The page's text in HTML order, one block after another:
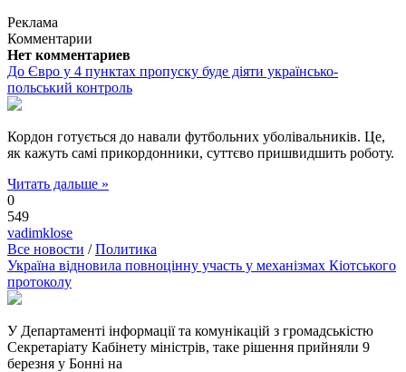
Реклама
Комментарии
Нет комментариев
До Євро у 4 пунктах пропуску буде діяти українсько-
польський контроль
Кордон готується до навали футбольних уболівальників. Це,
як кажуть самі прикордонники, суттєво пришвидшить роботу.
Читать дальше »
0
549
vadimklose
Все новости /Политика
Україна відновила повноцінну участь у механізмах Кіотського
протоколу
У Департаменті інформації та комунікацій з громадськістю
Секретаріату Кабінету міністрів, таке рішення прийняли 9
березня у Бонні на